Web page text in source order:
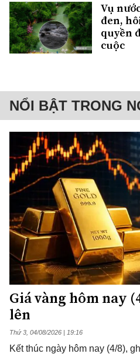
Vụ
đen,
quyền
cuộc
NỔI BẬT TRONG
Giá vàng hôm nay
lên
Thứ 3, 04/08/2026 | 19:16
Kết thúc ngày hôm nay (4/8),